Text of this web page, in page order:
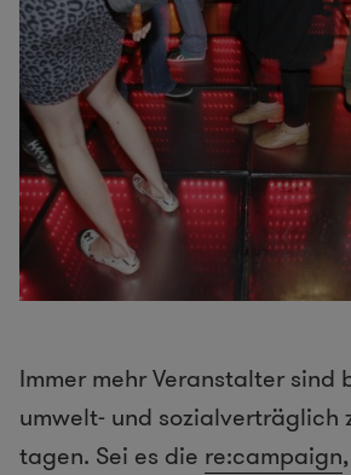
Immer mehr Veranstalter sind
umwelt- und sozialverträglich
tagen. Sei es die re:campaign